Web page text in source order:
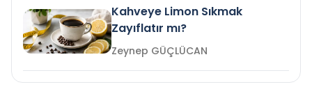
Kahveye Limon Sıkmak
Zayıflatır mı?
Zeynep GÜÇLÜCAN